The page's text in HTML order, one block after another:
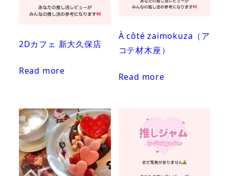
2Dカフェ 新大久保店
Read more
À côté zaimokuza（ア
コテ材木座）
Read more